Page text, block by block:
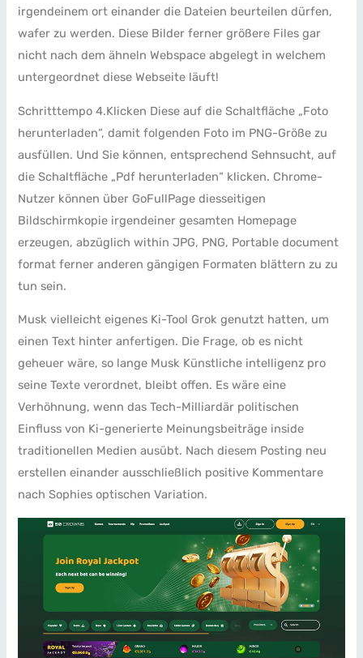
irgendeinem ort einander die Dateien beurteilen dürfen,
wafer zu werden. Diese Bilder ferner größere Files gar
nicht nach dem ähneln Webspace abgelegt in welchem
untergeordnet diese Webseite läuft!
Schritttempo 4.Klicken Diese auf die Schaltfläche „Foto
herunterladen“, damit folgenden Foto im PNG-Größe zu
ausfüllen. Und Sie können, entsprechend Sehnsucht, auf
die Schaltfläche „Pdf herunterladen“ klicken. Chrome-
Nutzer können über GoFullPage diesseitigen
Bildschirmkopie irgendeiner gesamten Homepage
erzeugen, abzüglich within JPG, PNG, Portable document
format ferner anderen gängigen Formaten blättern zu zu
tun sein.
Musk vielleicht eigenes Ki-Tool Grok genutzt hatten, um
einen Text hinter anfertigen. Die Frage, ob es nicht
geheuer wäre, so lange Musk Künstliche intelligenz pro
seine Texte verordnet, bleibt offen. Es wäre eine
Verhöhnung, wenn das Tech-Milliardär politischen
Einfluss von Ki-generierte Meinungsbeiträge inside
traditionellen Medien ausübt. Nach diesem Posting neu
erstellen einander ausschließlich positive Kommentare
nach Sophies optischen Variation.